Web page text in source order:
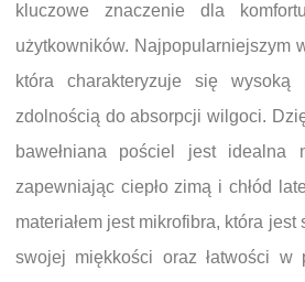
kluczowe znaczenie dla
użytkowników. Najpopularniejszym
która charakteryzuje się wysoką
zdolnością do absorpcji wilgoci.
bawełniana pościel jest idealna
zapewniając ciepło zimą i chłód
materiałem jest mikrofibra, która
swojej miękkości oraz łatwości w